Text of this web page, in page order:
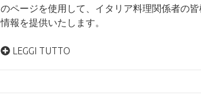
のページを使用して、イタリア料理関係者の
情報を提供いたします。
LEGGI TUTTO